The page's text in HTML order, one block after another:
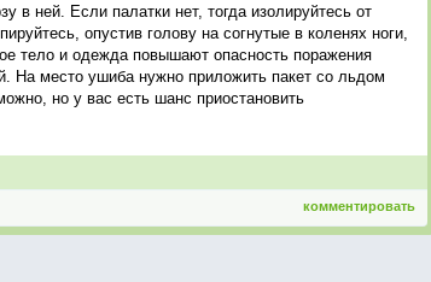
в ней. Если палатки нет, тогда изолируйтесь от
опустив голову на согнутые в коленях ноги,
тело и одежда повышают опасность поражения
На место ушиба нужно приложить пакет со льдом
но у вас есть шанс приостановить
комментировать